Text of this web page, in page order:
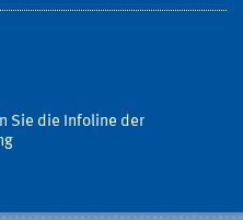
Sie die Infoline der